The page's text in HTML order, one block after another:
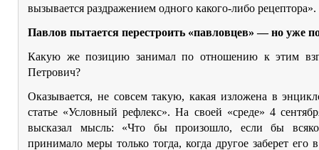
вызывается раздражением одного какого-либо рецептора».
Павлов пытается перестроить «павловцев» — но уже
Какую же позицию занимал по отношению к этим
Петрович?
Оказывается, не совсем такую, какая изложена в
статье «Условный рефлекс». На своей «среде» 4
высказал мысль: «Что бы произошло, если бы
принимало меры только тогда, когда другое заберет его